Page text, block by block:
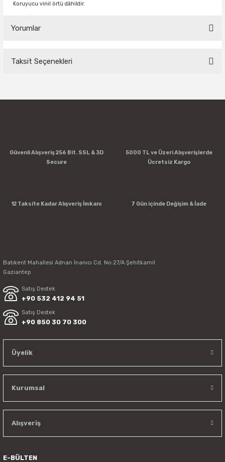
Koruyucu vinil örtü dâhildir.
Yorumlar
Yorum Yaz
Taksit Seçenekleri
Güvenli Alışveriş 256 Bit. SSL & 3D
Secure
5000 TL ve Üzeri Alışverişlerde
Ücretsiz Kargo
12 Taksite Kadar Alışveriş İmkanı 7 Gün içinde Değişim & İade
Batıkent Mahallesi Adnan İnanıcı Cd. No:27/A Şehitkamil
Gaziantep
Satış Destek
+90 532 412 94 51
Satış Destek
+90 850 30 70 300
Üyelik
Kurumsal
Alışveriş
E-BÜLTEN